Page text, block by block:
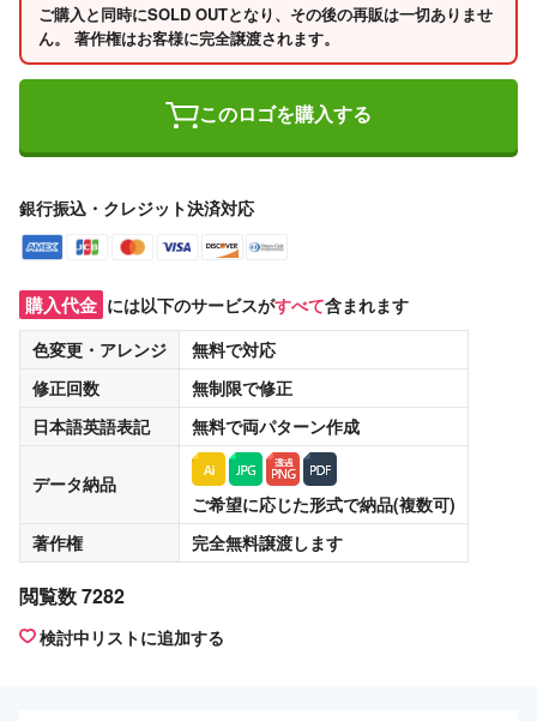
ご購入と同時にSOLD OUTとなり、その後の再販は一切ありませ
ん。 著作権はお客様に完全譲渡されます。
このロゴを購入する
銀行振込・クレジット決済対応
購入代金 には以下のサービスがすべて含まれます
色変更・アレンジ
無料で対応
修正回数
無制限で修正
日本語英語表記
無料で両パターン作成
データ納品
ご希望に応じた形式で納品(複数可)
著作権
完全無料譲渡します
閲覧数 7282
検討中リストに追加する